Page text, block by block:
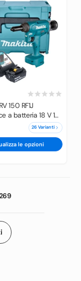
150 RF1J
a batteria 18 V 10
mm Brushless +
3,0 Ah +
+ Makpac
26 Varianti
le opzioni